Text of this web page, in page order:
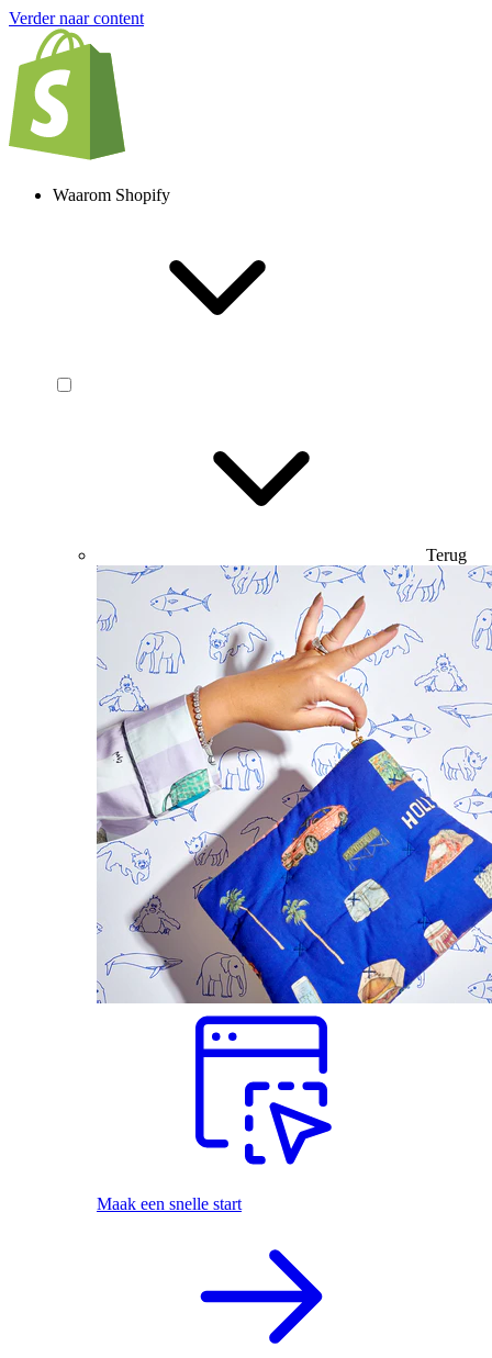
Verder naar content
Waarom Shopify
Terug
Maak een snelle start